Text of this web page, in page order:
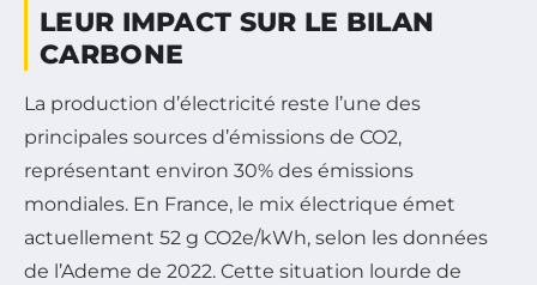
LEUR IMPACT SUR LE BILAN
CARBONE
La production d’électricité reste l’une des
principales sources d’émissions de CO2,
représentant environ 30% des émissions
mondiales. En France, le mix électrique émet
actuellement 52 g CO2e/kWh, selon les données
de l’Ademe de 2022. Cette situation lourde de